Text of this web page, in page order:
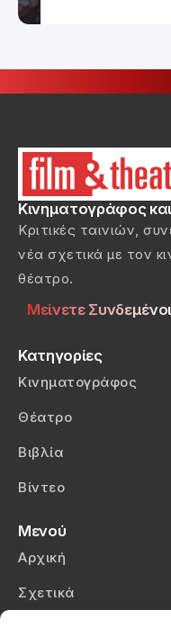
Κινηματογράφος
Κριτικές ταινιών,
νέα σχετικά με τον
θέατρο.
Μείνετε
Κατηγορίες
Κινηματογράφος
Θέατρο
Βιβλία
Βίντεο
Μενού
Αρχική
Σχετικά